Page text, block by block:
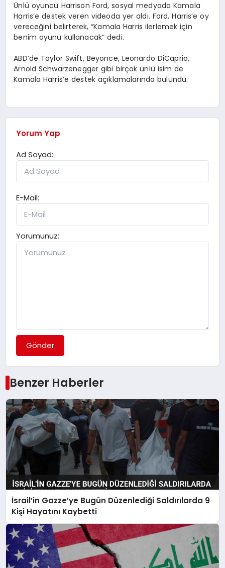
Ünlü oyuncu Harrison Ford, sosyal medyada Kamala
Harris’e destek veren videoda yer aldı. Ford, Harris’e oy
vereceğini belirterek, “Kamala Harris ilerlemek için
benim oyunu kullanacak” dedi.
ABD’de Taylor Swift, Beyonce, Leonardo DiCaprio,
Arnold Schwarzenegger gibi birçok ünlü isim de
Kamala Harris’e destek açıklamalarında bulundu.
Yorum Yap
Ad Soyad:
E-Mail:
Yorumunuz:
Gönder
Benzer Haberler
İsrail’in Gazze’ye Bugün Düzenlediği Saldırılarda 9
Kişi Hayatını Kaybetti